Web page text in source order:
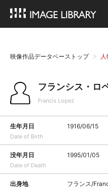
映像作品データベーストップ
フランシス・ロ
Francis Lopez
生年月日
Date of Birth
1916/06/15
没年月日
Date of Death
1995/01/05
出身地 フランス/